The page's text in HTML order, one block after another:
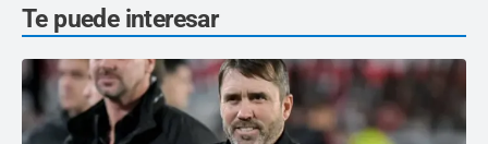
Te puede interesar